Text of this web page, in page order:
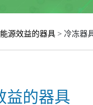
源效益的器具 > 冷冻器
益的器具